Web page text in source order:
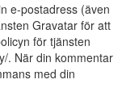
e-postadress (även
Gravatar för att
för tjänsten
. När din kommentar
med din